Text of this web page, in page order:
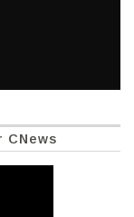
CNews